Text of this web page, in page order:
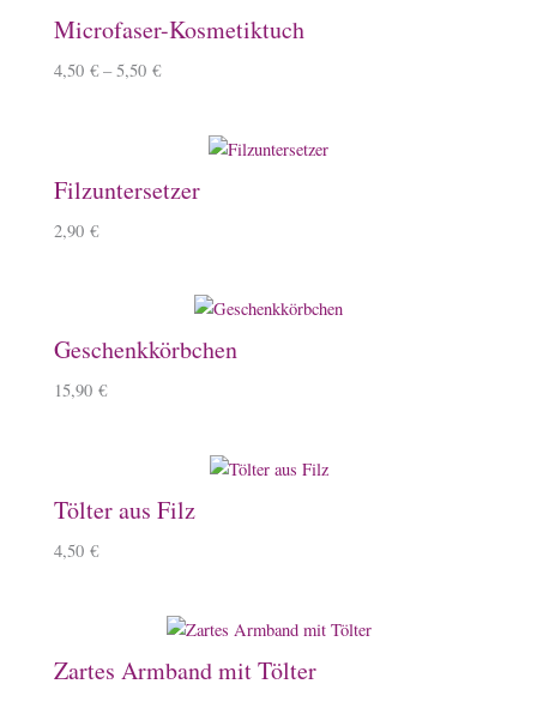
Microfaser-Kosmetiktuch
4,50 € –5,50 €
Filzuntersetzer
2,90 €
Geschenkkörbchen
15,90 €
Tölter aus Filz
4,50 €
Zartes Armband mit Tölter